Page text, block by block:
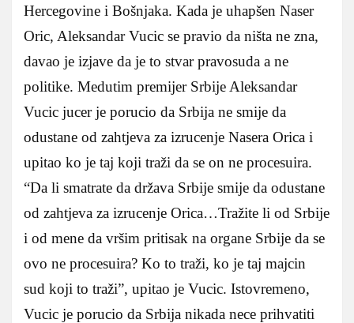
Hercegovine i Bošnjaka. Kada je uhapšen Naser
Oric, Aleksandar Vucic se pravio da ništa ne zna,
davao je izjave da je to stvar pravosuda a ne
politike. Medutim premijer Srbije Aleksandar
Vucic jucer je porucio da Srbija ne smije da
odustane od zahtjeva za izrucenje Nasera Orica i
upitao ko je taj koji traži da se on ne procesuira.
“Da li smatrate da država Srbije smije da odustane
od zahtjeva za izrucenje Orica…Tražite li od Srbije
i od mene da vršim pritisak na organe Srbije da se
ovo ne procesuira? Ko to traži, ko je taj majcin
sud koji to traži”, upitao je Vucic. Istovremeno,
Vucic je porucio da Srbija nikada nece prihvatiti